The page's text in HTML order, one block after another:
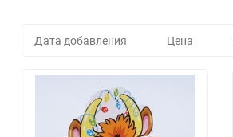
Дата добавления Цена